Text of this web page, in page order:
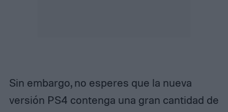
Sin embargo, no esperes que la nueva
versión PS4 contenga una gran cantidad de